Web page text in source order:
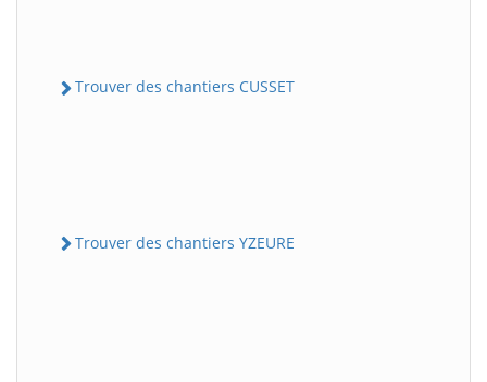
Trouver des chantiers CUSSET
Trouver des chantiers YZEURE